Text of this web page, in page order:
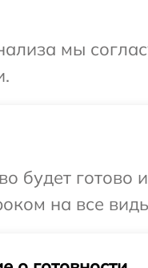
мы
будет
на все